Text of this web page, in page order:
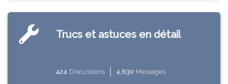
Trucs et astuces en détail
424 Discussions 4,630 Messages